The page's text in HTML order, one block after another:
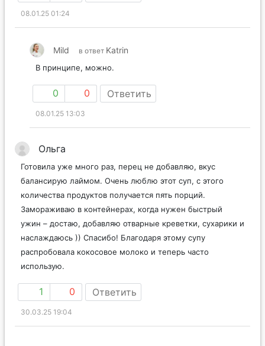
08.01.25 01:24
Mild в ответ Katrin
В принципе, можно.
0 0 Ответить
08.01.25 13:03
Ольга
Готовила уже много раз, перец не добавляю, вкус
балансирую лаймом. Очень люблю этот суп, с этого
количества продуктов получается пять порций.
Замораживаю в контейнерах, когда нужен быстрый
ужин – достаю, добавляю отварные креветки, сухарики и
наслаждаюсь )) Спасибо! Благодаря этому супу
распробовала кокосовое молоко и теперь часто
использую.
1 0 Ответить
30.03.25 19:04